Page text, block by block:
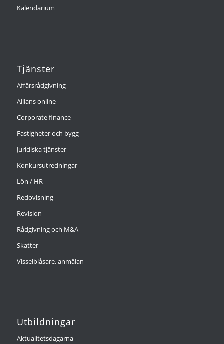
Kalendarium
Tjänster
Affärsrådgivning
Allians online
Corporate finance
Fastigheter och bygg
Juridiska tjänster
Konkursutredningar
Lön / HR
Redovisning
Revision
Rådgivning och M&A
Skatter
Visselblåsare, anmälan
Utbildningar
Aktualitetsdagarna